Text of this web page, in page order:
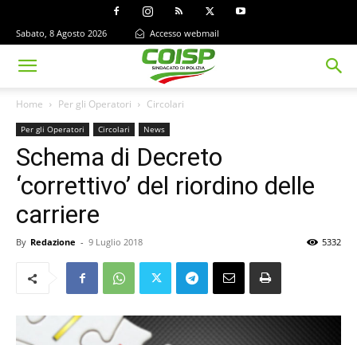
Sabato, 8 Agosto 2026 Accesso webmail
Home Per gli Operatori Circolari
Per gli Operatori Circolari News
Schema di Decreto
‘correttivo’ del riordino delle
carriere
By Redazione - 9 Luglio 2018 5332